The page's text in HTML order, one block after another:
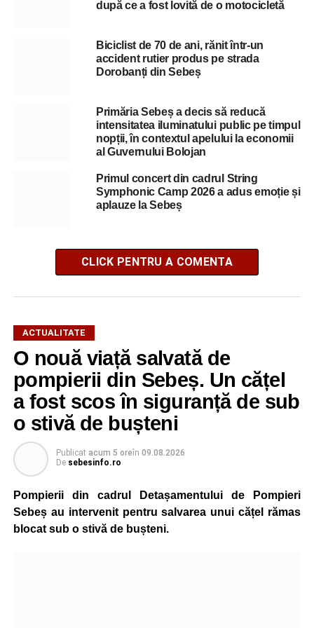
după ce a fost lovită de o motocicletă
Biciclist de 70 de ani, rănit într-un
accident rutier produs pe strada
Dorobanți din Sebeș
Primăria Sebeș a decis să reducă
intensitatea iluminatului public pe timpul
nopții, în contextul apelului la economii
al Guvernului Bolojan
Primul concert din cadrul String
Symphonic Camp 2026 a adus emoție și
aplauze la Sebeș
CLICK PENTRU A COMENTA
ACTUALITATE
O nouă viață salvată de
pompierii din Sebeș. Un cățel
a fost scos în siguranță de sub
o stivă de bușteni
Publicat acum 5 oreîn 09.08.2026
De sebesinfo.ro
Pompierii din cadrul Detașamentului de Pompieri
Sebeș au intervenit pentru salvarea unui cățel rămas
blocat sub o stivă de bușteni.